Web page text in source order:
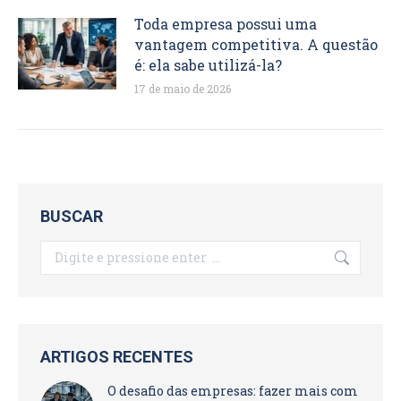
Toda empresa possui uma
vantagem competitiva. A questão
é: ela sabe utilizá-la?
17 de maio de 2026
BUSCAR
Search:
ARTIGOS RECENTES
O desafio das empresas: fazer mais com